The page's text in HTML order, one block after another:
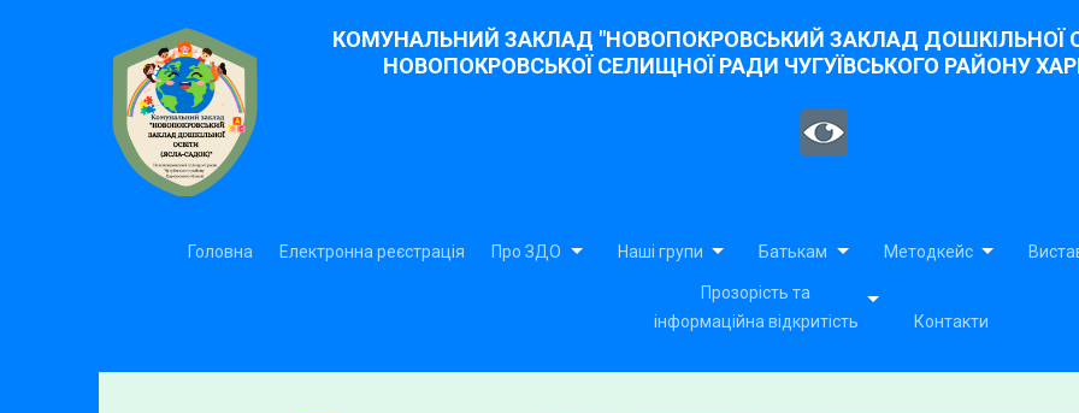
to
content
КОМУНАЛЬНИЙ ЗАКЛАД "НОВОПОКРОВСЬКИЙ ЗАКЛАД ДОШКІЛЬНОЇ
НОВОПОКРОВСЬКОЇ СЕЛИЩНОЇ РАДИ ЧУГУЇВСЬКОГО РАЙОНУ
Головна Електронна реєстрація Про ЗДО Наші групи Батькам Методкейс
Прозорість та
інформаційна відкритість
Контакти